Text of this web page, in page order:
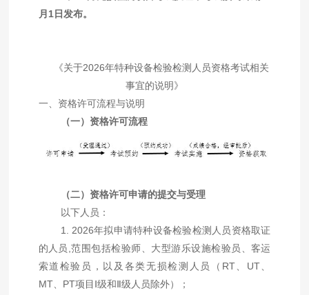
月1日发布。
《关于2026年特种设备检验检测人员资格考试相关
事宜的说明》
一、资格许可流程与说明
（一）资格许可流程
（二）资格许可申请的提交与受理
以下人员：
1. 2026年拟申请特种设备检验检测人员资格取证
的人员 范围包括检验师、大型游乐设施检验员、客运
索道检验员，以及各类无损检测人员（ RT、 UT、
MT、 PT项目 Ⅰ级和Ⅱ级人员除外）；